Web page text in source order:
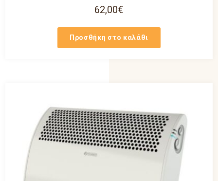
62,00€
Προσθήκη στο καλάθι